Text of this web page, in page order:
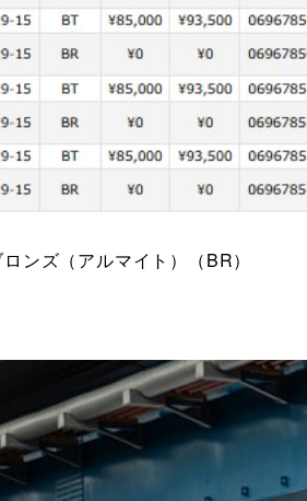
ンズ（アルマイト）（BR）